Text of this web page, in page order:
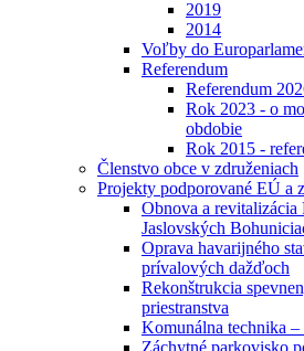
2019
2014
Voľby do
Referendum
Referendum
Rok 2023 - o
obdobie
Rok 2015 -
Členstvo obce v združeniach
Projekty podporované EÚ a
Obnova a
Jaslovských
Oprava havarijného
prívalových dažďoch
Rekonštrukcia
priestranstva
Komunálna technika
Záchytné parkovisko